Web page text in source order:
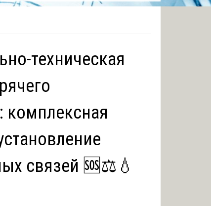
техническая
комплексная
связей 🆘⚖️💧